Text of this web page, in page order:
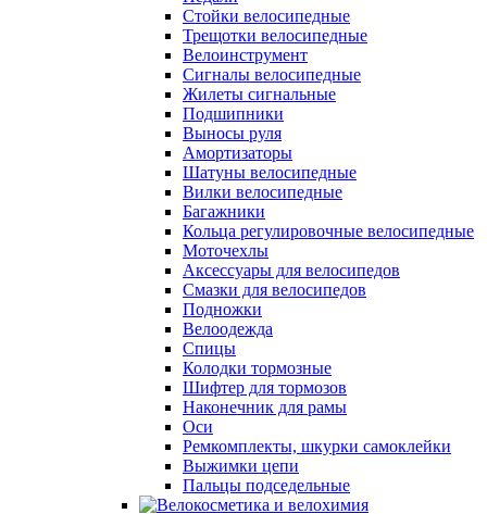
Стойки велосипедные
Трещотки велосипедные
Велоинструмент
Сигналы велосипедные
Жилеты сигнальные
Подшипники
Выносы руля
Амортизаторы
Шатуны велосипедные
Вилки велосипедные
Багажники
Кольца регулировочные велосипедные
Моточехлы
Аксессуары для велосипедов
Смазки для велосипедов
Подножки
Велоодежда
Спицы
Колодки тормозные
Шифтер для тормозов
Наконечник для рамы
Оси
Ремкомплекты, шкурки самоклейки
Выжимки цепи
Пальцы подседельные